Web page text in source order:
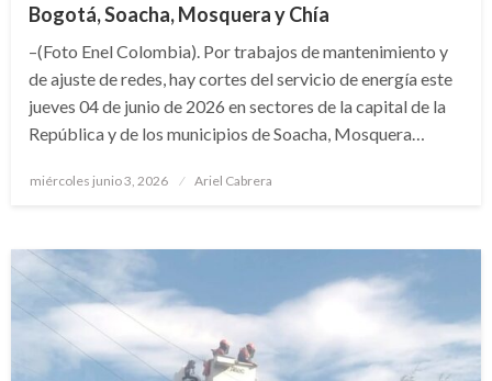
Bogotá, Soacha, Mosquera y Chía
–(Foto Enel Colombia). Por trabajos de mantenimiento y
de ajuste de redes, hay cortes del servicio de energía este
jueves 04 de junio de 2026 en sectores de la capital de la
República y de los municipios de Soacha, Mosquera…
Publicado
miércoles junio 3, 2026 Ariel Cabrera